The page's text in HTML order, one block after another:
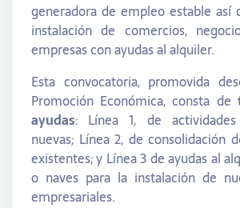
generadora de empleo estable así
instalación de comercios,
empresas con ayudas al alquiler.
Esta convocatoria, promovida
Promoción Económica, consta de
ayudas: Línea 1, de actividades
nuevas; Línea 2, de consolidación
existentes; y Línea 3 de ayudas al
o naves para la instalación de
empresariales.